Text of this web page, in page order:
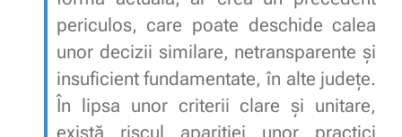
periculos, care poate deschide calea
unor decizii similare, netransparente și
insuficient fundamentate, în alte județe.
În lipsa unor criterii clare și unitare,
există riscul apariției unor practici